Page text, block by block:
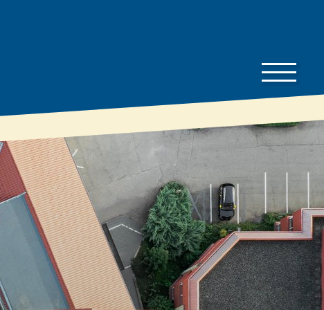
Bauherren-
Wissen
Bauherren
Dämmratgeber
Eigenschaften &
Downloads
Preisliste
Gut zu wissen
Prospekte
Technische
Datenblätter